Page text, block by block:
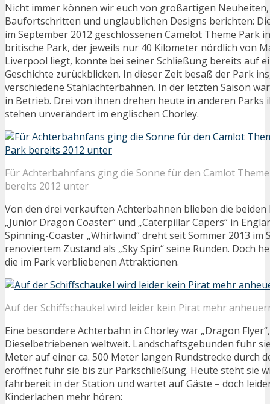
Nicht immer können wir euch von großartigen
Baufortschritten und unglaublichen Designs berichten:
im September 2012 geschlossenen Camelot Theme Park
britische Park, der jeweils nur 40 Kilometer nördlich von
Liverpool liegt, konnte bei seiner Schließung bereits auf
Geschichte zurückblicken. In dieser Zeit besaß der Park
verschiedene Stahlachterbahnen. In der letzten Saison
in Betrieb. Drei von ihnen drehen heute in anderen Parks
stehen unverändert im englischen Chorley.
Für Achterbahnfans ging die Sonne für den Camlot
bereits 2012 unter
Von den drei verkauften Achterbahnen blieben die
„Junior Dragon Coaster“ und „Caterpillar Capers“ in
Spinning-Coaster „Whirlwind“ dreht seit Sommer 2013 im
renoviertem Zustand als „Sky Spin“ seine Runden. Doch
die im Park verbliebenen Attraktionen.
Auf der Schiffschaukel wird leider kein Pirat mehr
Eine besondere Achterbahn in Chorley war „Dragon
Dieselbetriebenen weltweit. Landschaftsgebunden fuhr
Meter auf einer ca. 500 Meter langen Rundstrecke durch
eröffnet fuhr sie bis zur Parkschließung. Heute steht sie
fahrbereit in der Station und wartet auf Gäste – doch
Kinderlachen mehr hören: